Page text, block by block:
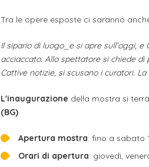
Tra le opere esposte ci saranno
Il sipario di luogo_e si apre sull’oggi,
acciaccato. Allo spettatore si chiede
Cattive notizie, si scusano i curatori.
L'inaugurazione della mostra si terrà
(BG).
Apertura mostra: fino a sabato
Orari di apertura: giovedì,